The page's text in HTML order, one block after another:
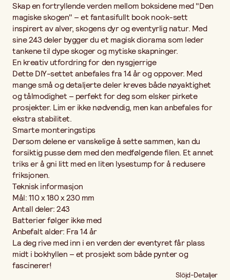
Anbefalt alder: Fra 14 år
La deg rive med inn i en verden der eventyret får plass midt i
bokhyllen – et prosjekt som både pynter og fascinerer!
Skap en fortryllende verden mellom boksidene med "Den
magiske skogen" – et fantasifullt book nook-sett
inspirert av alver, skogens dyr og eventyrlig natur. Med
sine 243 deler bygger du et magisk diorama som leder
tankene til dype skoger og mytiske skapninger.
En kreativ utfordring for den nysgjerrige
Dette DIY-settet anbefales fra 14 år og oppover. Med
mange små og detaljerte deler kreves både nøyaktighet
og tålmodighet – perfekt for deg som elsker pirkete
prosjekter. Lim er ikke nødvendig, men kan anbefales for
ekstra stabilitet.
Smarte monteringstips
Dersom delene er vanskelige å sette sammen, kan du
forsiktig pusse dem med den medfølgende filen. Et annet
triks er å gni litt med en liten lysestump for å redusere
friksjonen.
Teknisk informasjon
Mål: 110 x 180 x 230 mm
Antall deler: 243
Batterier følger ikke med
Anbefalt alder: Fra 14 år
La deg rive med inn i en verden der eventyret får plass
midt i bokhyllen – et prosjekt som både pynter og
fascinerer!
Slöjd-Detaljer